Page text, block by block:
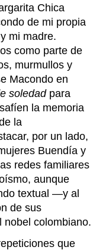
Chica
de mi propia
mi madre.
como parte de
murmullos y
Macondo en
soledadpara
la memoria
la
por un lado,
Buendía y
redes familiares
aunque
textual —y al
de sus
nobel colombiano.
que